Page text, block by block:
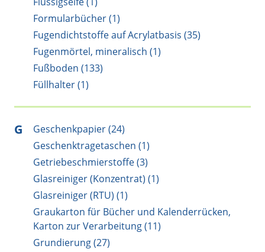
Formularbücher (1)
Fugendichtstoffe auf Acrylatbasis (35)
Fugenmörtel, mineralisch (1)
Fußboden (133)
Füllhalter (1)
G
Geschenkpapier (24)
Geschenktragetaschen (1)
Getriebeschmierstoffe (3)
Glasreiniger (Konzentrat) (1)
Glasreiniger (RTU) (1)
Graukarton für Bücher und Kalenderrücken,
Karton zur Verarbeitung (11)
Grundierung (27)